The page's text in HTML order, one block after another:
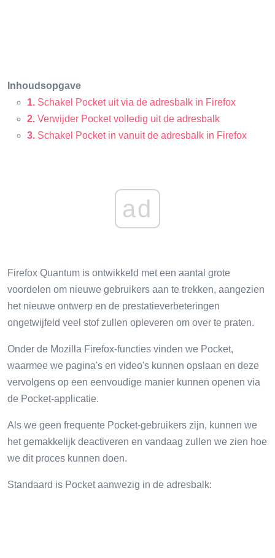
Inhoudsopgave
1. Schakel Pocket uit via de adresbalk in Firefox
2. Verwijder Pocket volledig uit de adresbalk
3. Schakel Pocket in vanuit de adresbalk in Firefox
ad
Firefox Quantum is ontwikkeld met een aantal grote
voordelen om nieuwe gebruikers aan te trekken, aangezien
het nieuwe ontwerp en de prestatieverbeteringen
ongetwijfeld veel stof zullen opleveren om over te praten.
Onder de Mozilla Firefox-functies vinden we Pocket,
waarmee we pagina's en video's kunnen opslaan en deze
vervolgens op een eenvoudige manier kunnen openen via
de Pocket-applicatie.
Als we geen frequente Pocket-gebruikers zijn, kunnen we
het gemakkelijk deactiveren en vandaag zullen we zien hoe
we dit proces kunnen doen.
Standaard is Pocket aanwezig in de adresbalk: